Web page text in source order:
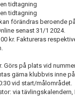
tidtagning
tidtagning
förändras beroende
senast 31/1 2024.
kr. Faktureras
Görs på plats vid
gärna klubbvis inne
vid start/målområdet.
via